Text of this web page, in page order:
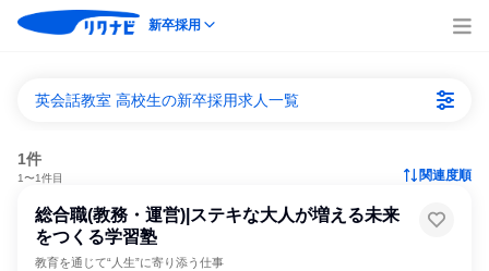
新卒採用
英会話教室 高校生の新卒採用求人一覧
1件
1〜1件目 関連度順
総合職(教務・運営)|ステキな大人が増える未来
をつくる学習塾
教育を通じて“人生”に寄り添う仕事